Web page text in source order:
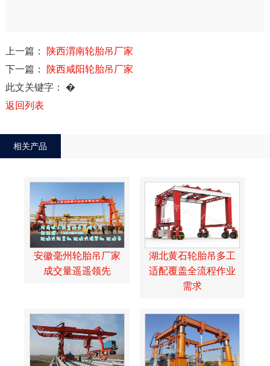
上一篇： 陕西渭南轮胎吊厂家
下一篇： 陕西咸阳轮胎吊厂家
此文关键字： �
返回列表
相关产品
安徽毫州轮胎吊厂家
成交量遥遥领先
湖北黄石轮胎吊多工
适配覆盖全流程作业
需求